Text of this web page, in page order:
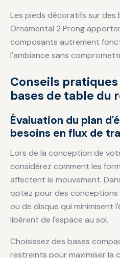
Les pieds décoratifs sur des
Ornamental 2 Prong
composants autrement
l'ambiance sans
Conseils
bases de table du
Évaluation du plan
besoins en flux de
Lors de la conception de
considérez comment les
affectent le mouvement.
optez pour des conceptions
ou de disque qui minimisent
libèrent de l'espace au sol.
Choisissez des bases
restreints pour maximiser la